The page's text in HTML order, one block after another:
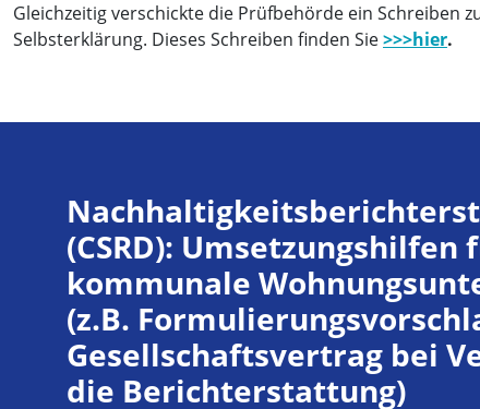
Gleichzeitig verschickte die Prüfbehörde ein Schreiben
Selbsterklärung. Dieses Schreiben finden Sie>>>hier.
(CSRD): Umsetzungshilfen
kommunale
(z.B.
Gesellschaftsvertrag bei
die Berichterstattung)